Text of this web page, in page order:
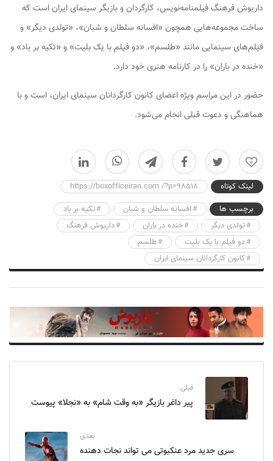
داریوش فرهنگ فیلمنامه‌نویس، کارگردان و بازیگر سینمای ایران است که
ساخت مجموعه‌هایی همچون «افسانه سلطان و شبان»، «تولدی دیگر» و
فیلم‌های سینمایی مانند «طلسم»، «دو فیلم با یک بلیت» و «تکیه بر باد» و
«خنده در باران» را در کارنامه هنری خود دارد.
حضور در این مراسم ویژه اعضای کانون کارگردانان سینمای ایران، است و با
هماهنگی و دعوت قبلی انجام می‌شود.
0
لینک کوتاه
https://boxofficeiran.com /?p=98518
برچسب ها
افسانه سلطان و شبان
تکیه بر باد
تولدی دیگر
خنده در باران
داریوش فرهنگ
دو فیلم با یک بلیت
طلسم
کانون کارگردانان سینمای ایران
قبلی
پیر داغر بازیگر «به وقت شام» به «نجلا» پیوست
بعدی
سری جدید مرد عنکبوتی می تواند نجات دهنده